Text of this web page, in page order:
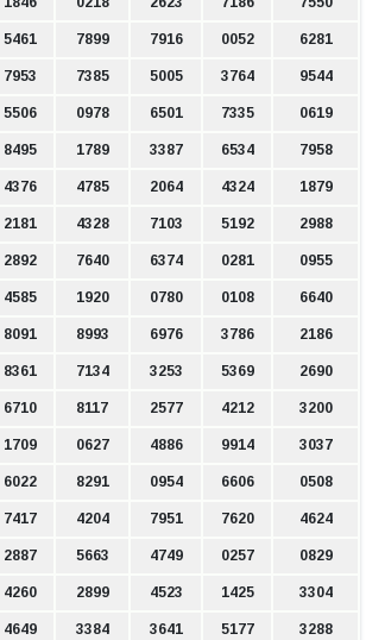
5461 7899 7916 0052 6281
7953 7385 5005 3764 9544
5506 0978 6501 7335 0619
8495 1789 3387 6534 7958
4376 4785 2064 4324 1879
2181 4328 7103 5192 2988
2892 7640 6374 0281 0955
4585 1920 0780 0108 6640
8091 8993 6976 3786 2186
8361 7134 3253 5369 2690
6710 8117 2577 4212 3200
1709 0627 4886 9914 3037
6022 8291 0954 6606 0508
7417 4204 7951 7620 4624
2887 5663 4749 0257 0829
4260 2899 4523 1425 3304
4649 3384 3641 5177 3288